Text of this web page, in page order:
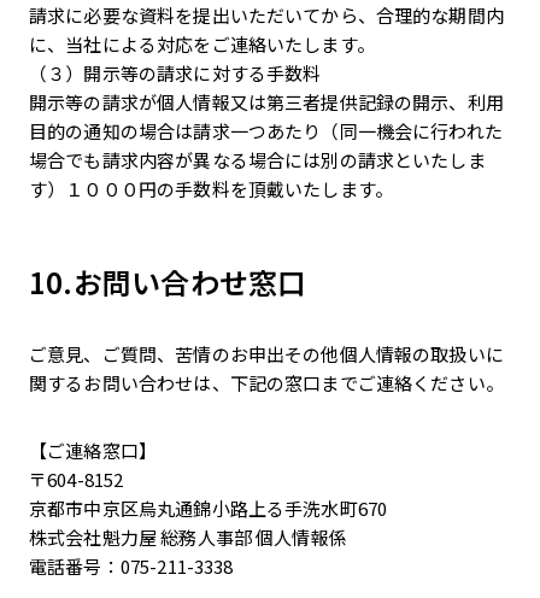
請求に必要な資料を提出いただいてから、合理的な期間内
に、当社による対応をご連絡いたします。
（３）開示等の請求に対する手数料
開示等の請求が個人情報又は第三者提供記録の開示、利用
目的の通知の場合は請求一つあたり（同一機会に行われた
場合でも請求内容が異なる場合には別の請求といたしま
す）１０００円の手数料を頂戴いたします。
10.お問い合わせ窓口
ご意見、ご質問、苦情のお申出その他個人情報の取扱いに
関するお問い合わせは、下記の窓口までご連絡ください。
【ご連絡窓口】
〒604-8152
京都市中京区烏丸通錦小路上る手洗水町670
株式会社魁力屋 総務人事部 個人情報係
電話番号：075-211-3338